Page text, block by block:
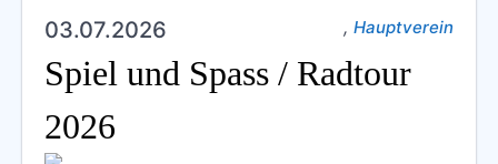
, Hauptverein
03.07.2026
Spiel und Spass / Radtour
2026